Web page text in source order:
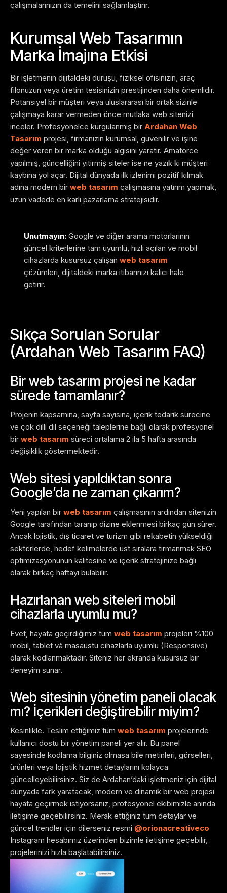
çalışmalarınızın da temelini sağlamlaştırır.
Kurumsal Web Tasarımın
Marka İmajına Etkisi
Bir işletmenin dijitaldeki duruşu, fiziksel ofisinizin, araç
filonuzun veya üretim tesisinizin prestijinden daha önemlidir.
Potansiyel bir müşteri veya uluslararası bir ortak sizinle
çalışmaya karar vermeden önce mutlaka web sitenizi
inceler. Profesyonelce kurgulanmış bir Ardahan Web
Tasarım projesi, firmanızın kurumsal, güvenilir ve işine
değer veren bir marka olduğu algısını yaratır. Amatörce
yapılmış, güncelliğini yitirmiş siteler ise ne yazık ki müşteri
kaybına yol açar. Dijital dünyada ilk izlenimi pozitif kılmak
adına modern bir web tasarım çalışmasına yatırım yapmak,
uzun vadede en karlı pazarlama stratejisidir.
Unutmayın: Google ve diğer arama motorlarının
güncel kriterlerine tam uyumlu, hızlı açılan ve mobil
cihazlarda kusursuz çalışan web tasarım
çözümleri, dijitaldeki marka itibarınızı kalıcı hale
getirir.
Sıkça Sorulan Sorular
(Ardahan Web Tasarım FAQ)
Bir web tasarım projesi ne kadar
sürede tamamlanır?
Projenin kapsamına, sayfa sayısına, içerik tedarik sürecine
ve çok dilli dil seçeneği taleplerine bağlı olarak profesyonel
bir web tasarım süreci ortalama 2 ila 5 hafta arasında
değişiklik göstermektedir.
Web sitesi yapıldıktan sonra
Google’da ne zaman çıkarım?
Yeni yapılan bir web tasarım çalışmasının ardından sitenizin
Google tarafından taranıp dizine eklenmesi birkaç gün sürer.
Ancak lojistik, dış ticaret ve turizm gibi rekabetin yükseldiği
sektörlerde, hedef kelimelerde üst sıralara tırmanmak SEO
optimizasyonunun kalitesine ve içerik stratejinize bağlı
olarak birkaç haftayı bulabilir.
Hazırlanan web siteleri mobil
cihazlarla uyumlu mu?
Evet, hayata geçirdiğimiz tüm web tasarım projeleri %100
mobil, tablet và masaüstü cihazlarla uyumlu (Responsive)
olarak kodlanmaktadır. Siteniz her ekranda kusursuz bir
deneyim sunar.
Web sitesinin yönetim paneli olacak
mı? İçerikleri değiştirebilir miyim?
Kesinlikle. Teslim ettiğimiz tüm web tasarım projelerinde
kullanıcı dostu bir yönetim paneli yer alır. Bu panel
sayesinde kodlama bilginiz olmasa bile metinleri, görselleri,
ürünleri veya lojistik hizmet detaylarını kolayca
güncelleyebilirsiniz. Siz de Ardahan’daki işletmeniz için dijital
dünyada fark yaratacak, modern ve dinamik bir web projesi
hayata geçirmek istiyorsanız, profesyonel ekibimizle anında
iletişime geçebilirsiniz. Merak ettiğiniz tüm detaylar ve
güncel trendler için dilerseniz resmi @orionacreativeco
Instagram hesabımız üzerinden bizimle iletişime geçebilir,
projelerinizi hızla başlatabilirsiniz.